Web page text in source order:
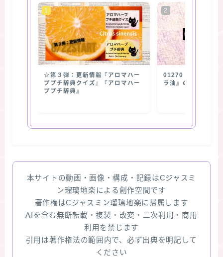
☆第３弾：更新情報『アロマハー
ブプチ辞典クイズ』『アロマハー
ブプチ辞典』
01270【抽出部位】
ラ油』の使用部位
本サイトの動画・画像・構成・記録はCジャスミ
ン瑠璃地楽による創作空間です
著作権はCジャスミン瑠璃地楽に帰属します
AIを含む無断転載・複製・改変・二次利用・商用
利用を禁じます
引用は著作権法の範囲内で、必ず出典を明記して
ください